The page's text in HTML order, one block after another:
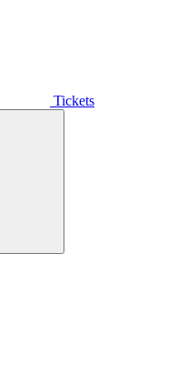
Tickets